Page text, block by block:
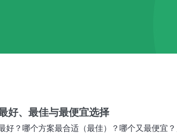
好、最佳与最便宜选择
好？哪个方案最合适（最佳）？哪个又最便宜？